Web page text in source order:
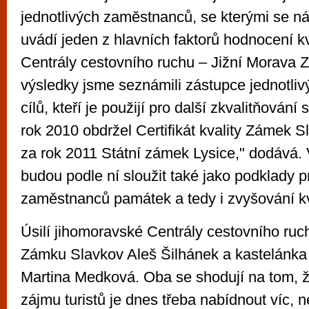
jednotlivých zaměstnanců, se kterými se
uvádí jeden z hlavních faktorů hodnocení
Centrály cestovního ruchu – Jižní Morava
výsledky jsme seznámili zástupce
cílů, kteří je použijí pro další zkvalitňování
rok 2010 obdržel Certifikát kvality Zámek
za rok 2011 Státní zámek Lysice," dodává.
budou podle ní sloužit také jako podklady
zaměstnanců památek a tedy i zvyšování
Úsilí jihomoravské Centrály cestovního
Zámku Slavkov Aleš Šilhánek a
Martina Medková. Oba se shodují na tom,
zájmu turistů je dnes třeba nabídnout víc,